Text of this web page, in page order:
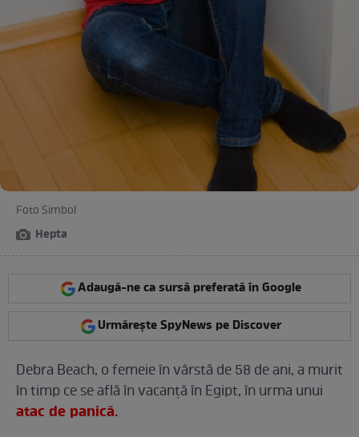
Foto Simbol
Hepta
Adaugă-ne ca sursă preferată în Google
Urmărește SpyNews pe Discover
Debra Beach, o femeie în vârstă de 58 de ani, a murit
în timp ce se află în vacanţă în Egipt, în urma unui
atac de panică.